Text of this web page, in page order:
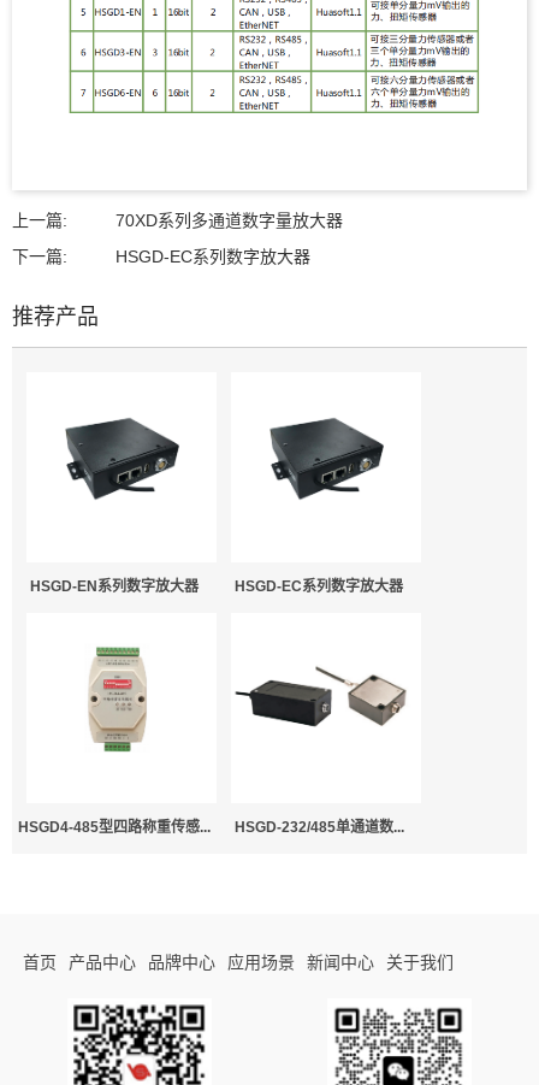
上一篇:
70XD系列多通道数字量放大器
下一篇:
HSGD-EC系列数字放大器
推荐产品
HSGD-EN系列数字放大器 HSGD-EC系列数字放大器
HSGD4-485型四路称重传感... HSGD-232/485单通道数...
首页 产品中心 品牌中心 应用场景 新闻中心 关于我们